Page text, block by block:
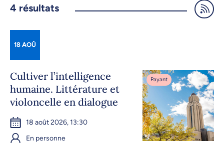
4 résultats
18 AOÛ
Cultiver l’intelligence
humaine. Littérature et
violoncelle en dialogue
18 août 2026, 13:30
En personne
Payant